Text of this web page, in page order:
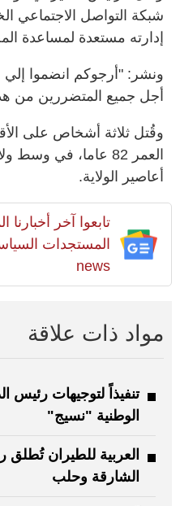
شبكة التواصل الاجتماعي
إدارته مستعدة لمساعدة
ونشر: "أرجوكم انضموا إلي
أجل جميع المتضررين من
وقُتل ثلاثة أشخاص على
العمر 82 عاما، في
أعاصير الولاية.
تابعوا آخر أخبارنا
news
مواد ذات علاقة
تنفيذاً لتوجيهات رئيس
الوطنية "نسيج"
العربية للطيران
الشارقة وحلب